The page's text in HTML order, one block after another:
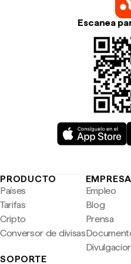
Escanea
PRODUCTO
Países
Tarifas
Cripto
Conversor de divisas
EMPRESA
Empleo
Blog
Prensa
SOPORTE